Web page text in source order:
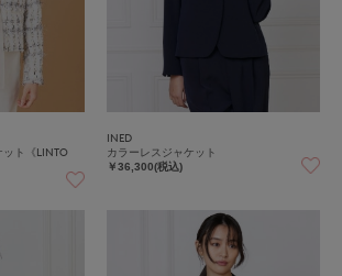
ット《LINTO
INED
カラーレスジャケット
￥36,300(税込)